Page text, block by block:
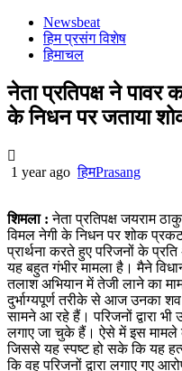
Newsbeat
हिम प्रसंग विशेष
हिमाचल
नेता प्रतिपक्ष ने पावर
के निधन पर जताया
1 year ago हिमPrasang
शिमला : नेता प्रतिपक्ष जयराम
विमल नेगी के निधन पर शोक
प्रार्थना करते हुए परिजनों के
यह बहुत गंभीर मामला है। मैने
तलाश अभियान में तेजी लाने का
दुर्भाग्यपूर्ण तरीके से आज उनका
सामने आ रहे हैं। परिजनों द्वारा
लगाए जा चुके हैं। ऐसे में इस मामले
जिससे यह स्पष्ट हो सके कि यह
कि वह परिजनों द्वारा लगाए गए